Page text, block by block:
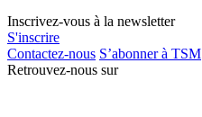
Inscrivez-vous à la newsletter
S'inscrire
Contactez-nous S’abonner à TSM
Retrouvez-nous sur